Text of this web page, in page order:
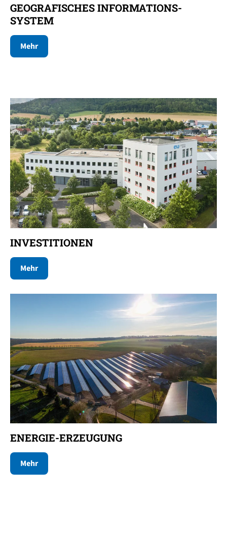
GEOGRAFISCHES INFORMATIONS­
SYSTEM
Mehr
INVESTITIONEN
Mehr
ENERGIE-ERZEUGUNG
Mehr